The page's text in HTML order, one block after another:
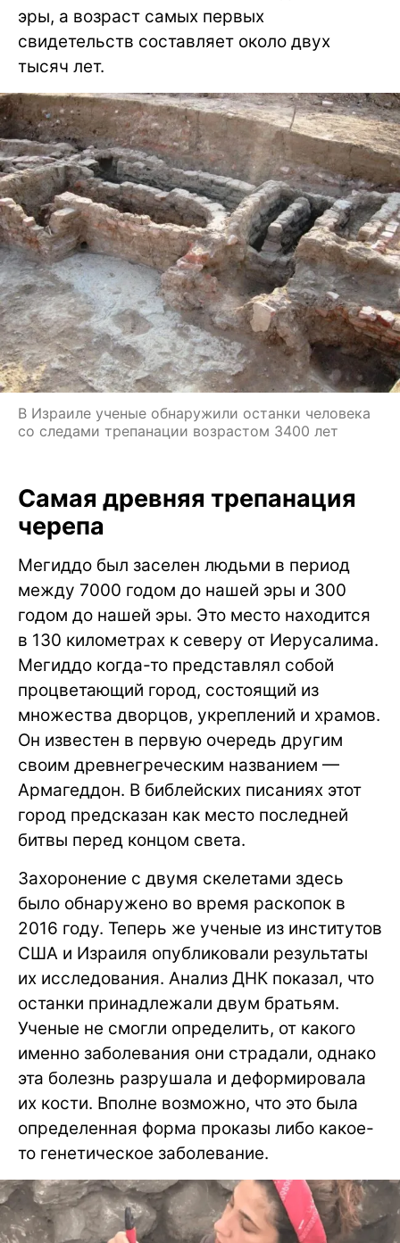
эры, а возраст самых первых
свидетельств составляет около двух
тысяч лет.
В Израиле ученые обнаружили останки человека
со следами трепанации возрастом 3400 лет
Самая древняя трепанация
черепа
Мегиддо был заселен людьми в период
между 7000 годом до нашей эры и 300
годом до нашей эры. Это место находится
в 130 километрах к северу от Иерусалима.
Мегиддо когда-то представлял собой
процветающий город, состоящий из
множества дворцов, укреплений и храмов.
Он известен в первую очередь другим
своим древнегреческим названием —
Армагеддон. В библейских писаниях этот
город предсказан как место последней
битвы перед концом света.
Захоронение с двумя скелетами здесь
было обнаружено во время раскопок в
2016 году. Теперь же ученые из институтов
США и Израиля опубликовали результаты
их исследования. Анализ ДНК показал, что
останки принадлежали двум братьям.
Ученые не смогли определить, от какого
именно заболевания они страдали, однако
эта болезнь разрушала и деформировала
их кости. Вполне возможно, что это была
определенная форма проказы либо какое-
то генетическое заболевание.